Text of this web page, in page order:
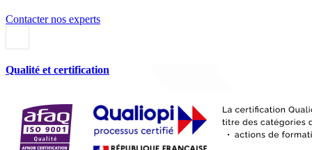
Contacter nos experts
Qualité et certification